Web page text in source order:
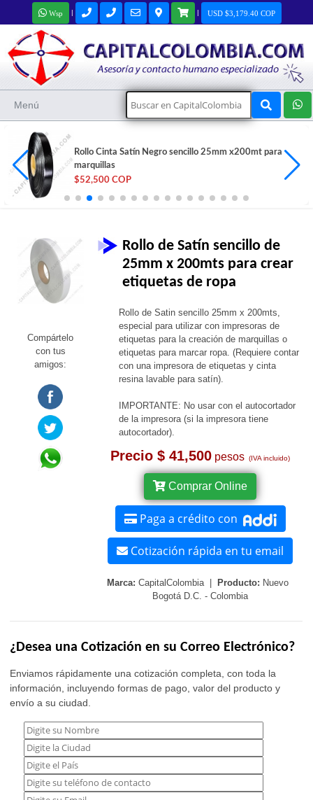
Wsp | | USD $3,179.40 COP
Menú
Rollo Cinta Satín Negro sencillo 25mm x200mt para
marquillas
$52,500 COP
Compártelo
con tus
amigos:
Rollo de Satín sencillo de
25mm x 200mts para crear
etiquetas de ropa
Rollo de Satin sencillo 25mm x 200mts,
especial para utilizar con impresoras de
etiquetas para la creación de marquillas o
etiquetas para marcar ropa. (Requiere contar
con una impresora de etiquetas y cinta
resina lavable para satín).
IMPORTANTE: No usar con el autocortador
de la impresora (si la impresora tiene
autocortador).
Precio $ 41,500 pesos (IVA incluido)
Comprar Online
Paga a crédito con
Cotización rápida en tu email
Marca: CapitalColombia | Producto: Nuevo
Bogotá D.C. - Colombia
¿Desea una Cotización en su Correo Electrónico?
Enviamos rápidamente una cotización completa, con toda la
información, incluyendo formas de pago, valor del producto y
envío a su ciudad.